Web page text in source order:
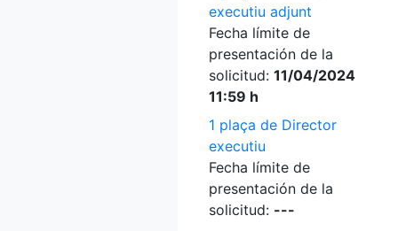
executiu adjunt
Fecha límite de
presentación de la
solicitud: 11/04/2024
11:59 h
1 plaça de Director
executiu
Fecha límite de
presentación de la
solicitud: ---